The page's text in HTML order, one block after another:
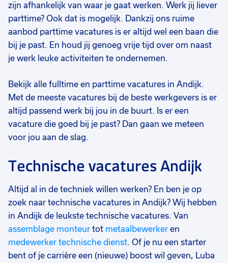
zijn afhankelijk van waar je gaat werken. Werk jij liever
parttime? Ook dat is mogelijk. Dankzij ons ruime
aanbod parttime vacatures is er altijd wel een baan die
bij je past. En houd jij genoeg vrije tijd over om naast
je werk leuke activiteiten te ondernemen.
Bekijk alle fulltime en parttime vacatures in Andijk.
Met de meeste vacatures bij de beste werkgevers is er
altijd passend werk bij jou in de buurt. Is er een
vacature die goed bij je past? Dan gaan we meteen
voor jou aan de slag.
Technische vacatures Andijk
Altijd al in de techniek willen werken? En ben je op
zoek naar technische vacatures in Andijk? Wij hebben
in Andijk de leukste technische vacatures. Van
assemblage monteur tot metaalbewerker en
medewerker technische dienst. Of je nu een starter
bent of je carrière een (nieuwe) boost wil geven, Luba